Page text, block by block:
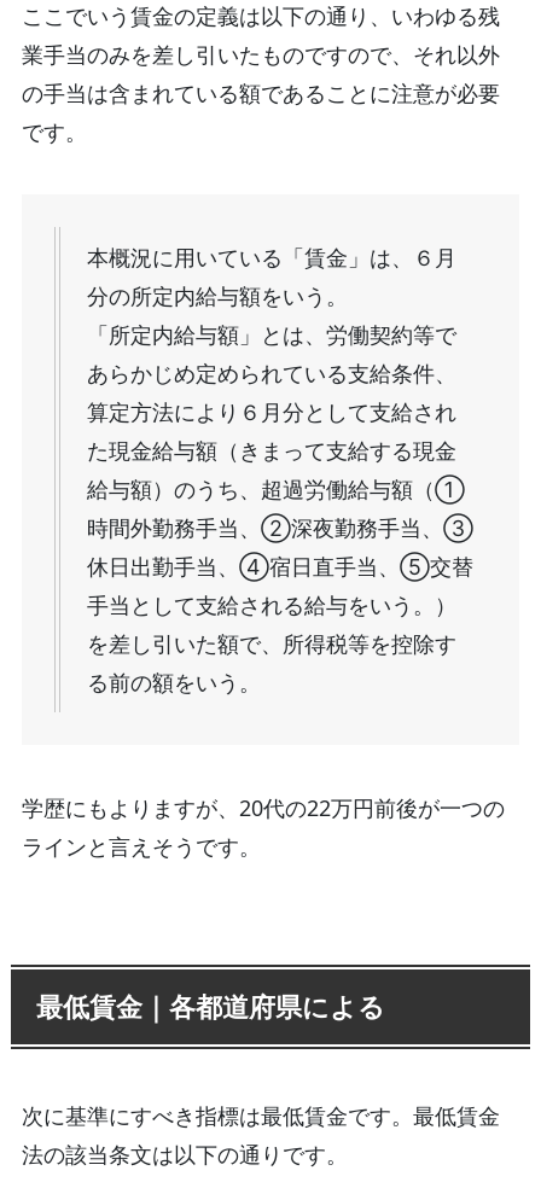
ここでいう賃金の定義は以下の通り、いわゆる残
業手当のみを差し引いたものですので、それ以外
の手当は含まれている額であることに注意が必要
です。
本概況に用いている「賃金」は、６月
分の所定内給与額をいう。
「所定内給与額」とは、労働契約等で
あらかじめ定められている支給条件、
算定方法により６月分として支給され
た現金給与額（きまって支給する現金
給与額）のうち、超過労働給与額（①
時間外勤務手当、②深夜勤務手当、③
休日出勤手当、④宿日直手当、⑤交替
手当として支給される給与をいう。）
を差し引いた額で、所得税等を控除す
る前の額をいう。
学歴にもよりますが、20代の22万円前後が一つの
ラインと言えそうです。
最低賃金｜各都道府県による
次に基準にすべき指標は最低賃金です。最低賃金
法の該当条文は以下の通りです。